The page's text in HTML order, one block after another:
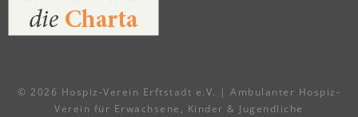
© 2026 Hospiz-Verein Erftstadt e.V. | Ambulanter Hospiz-
Verein für Erwachsene, Kinder & Jugendliche